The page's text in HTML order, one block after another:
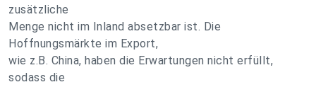
zusätzliche
Menge nicht im Inland absetzbar ist. Die
Hoffnungsmärkte im Export,
wie z.B. China, haben die Erwartungen nicht erfüllt,
sodass die